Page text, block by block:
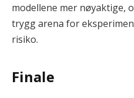
modellene mer nøyaktige,
trygg arena for
risiko.
Finale